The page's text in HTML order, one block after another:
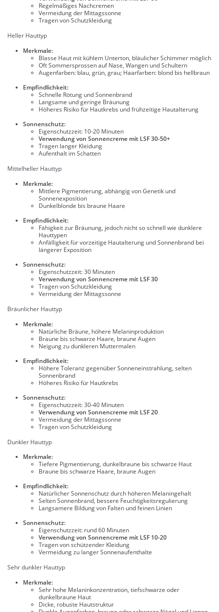
Regelmäßiges Nachcremen
Vermeidung der Mittagssonne
Tragen von Schutzkleidung
Heller Hauttyp
Merkmale:
Blasse Haut mit kühlem Unterton, bläulicher Schimmer möglich
Oft Sommersprossen auf Nase, Wangen und Schultern
Augenfarben: blau, grün, grau; Haarfarben: blond bis hellbraun
Empfindlichkeit:
Schnelle Rötung und Sonnenbrand
Langsame und geringe Bräunung
Höheres Risiko für Hautkrebs und frühzeitige Hautalterung
Sonnenschutz:
Eigenschutzzeit: 10-20 Minuten
Verwendung von Sonnencreme mit LSF 30-50+
Tragen langer Kleidung
Aufenthalt im Schatten
Mittelheller Hauttyp
Merkmale:
Mittlere Pigmentierung, abhängig von Genetik und
Sonnenexposition
Dunkelblonde bis braune Haare
Empfindlichkeit:
Fähigkeit zur Bräunung, jedoch nicht so schnell wie dunklere
Hauttypen
Anfälligkeit für vorzeitige Hautalterung und Sonnenbrand bei
längerer Exposition
Sonnenschutz:
Eigenschutzzeit: 30 Minuten
Verwendung von Sonnencreme mit LSF 30
Tragen von Schutzkleidung
Vermeidung der Mittagssonne
Bräunlicher Hauttyp
Merkmale:
Natürliche Bräune, höhere Melaninproduktion
Braune bis schwarze Haare, braune Augen
Neigung zu dunkleren Muttermalen
Empfindlichkeit:
Höhere Toleranz gegenüber Sonneneinstrahlung, selten
Sonnenbrand
Höheres Risiko für Hautkrebs
Sonnenschutz:
Eigenschutzzeit: 30-40 Minuten
Verwendung von Sonnencreme mit LSF 20
Vermeidung der Mittagssonne
Tragen von Schutzkleidung
Dunkler Hauttyp
Merkmale:
Tiefere Pigmentierung, dunkelbraune bis schwarze Haut
Braune bis schwarze Haare, braune Augen
Empfindlichkeit:
Natürlicher Sonnenschutz durch höheren Melaningehalt
Selten Sonnenbrand, bessere Feuchtigkeitsregulierung
Langsamere Bildung von Falten und feinen Linien
Sonnenschutz:
Eigenschutzzeit: rund 60 Minuten
Verwendung von Sonnencreme mit LSF 10-20
Tragen von schützender Kleidung
Vermeidung zu langer Sonnenaufenthalte
Sehr dunkler Hauttyp
Merkmale:
Sehr hohe Melaninkonzentration, tiefschwarze oder
dunkelbraune Haut
Dicke, robuste Hautstruktur